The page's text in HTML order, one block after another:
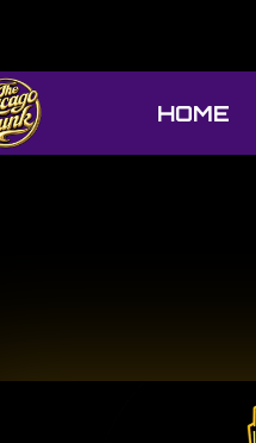
HOME